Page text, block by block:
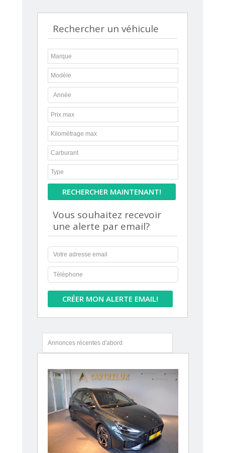
Rechercher un véhicule
RECHERCHER MAINTENANT!
Vous souhaitez recevoir
une alerte par email?
CRÉER MON ALERTE EMAIL!